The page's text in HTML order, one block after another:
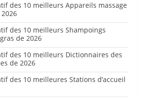
des 10 meilleurs Appareils massage
des 10 meilleurs Shampoings
de 2026
des 10 meilleurs Dictionnaires des
de 2026
des 10 meilleures Stations d’accueil